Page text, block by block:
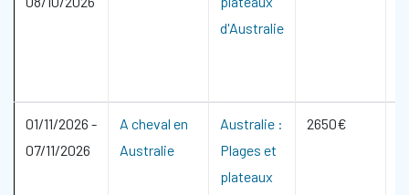
d'Australie
01/11/2026 -
07/11/2026
A cheval en
Australie
Australie :
Plages et
plateaux
2650€